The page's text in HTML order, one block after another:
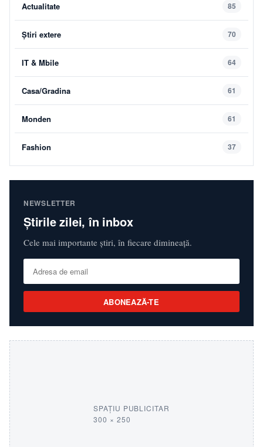
Actualitate 85
Știri extere 70
IT & Mbile 64
Casa/Gradina 61
Monden 61
Fashion 37
NEWSLETTER
Știrile zilei, în inbox
Cele mai importante știri, în fiecare dimineață.
ABONEAZĂ-TE
SPAȚIU PUBLICITAR
300 × 250